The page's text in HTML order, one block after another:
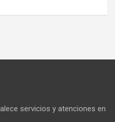
servicios y atenciones en